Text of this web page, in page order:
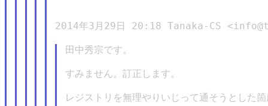
2014年3月29日 20:18 Tanaka-CS
田中秀宗です。
すみません。訂正します。
レジストリを無理やりいじって通そうとした